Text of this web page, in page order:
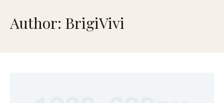
Author: BrigiVivi